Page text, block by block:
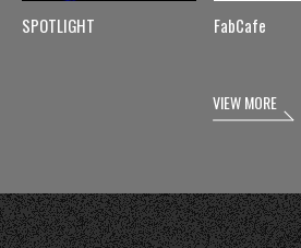
SPOTLIGHT FabCafe
VIEW MORE